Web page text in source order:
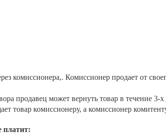
комиссионера,. Комиссионер продает от
продавец может вернуть товар в течение 3-х
товар комиссионеру, а комиссионер
платит: